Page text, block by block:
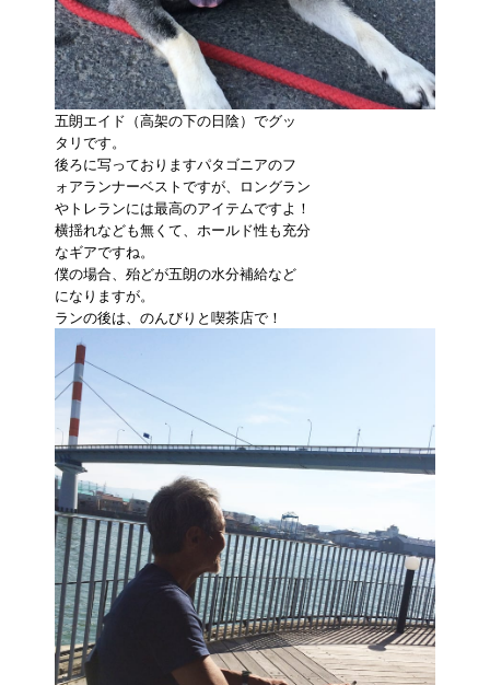
五朗エイド（高架の下の日陰）でグッ
タリです。
後ろに写っておりますパタゴニアのフ
ォアランナーベストですが、ロングラン
やトレランには最高のアイテムですよ！
横揺れなども無くて、ホールド性も充分
なギアですね。
僕の場合、殆どが五朗の水分補給など
になりますが。
ランの後は、のんびりと喫茶店で！